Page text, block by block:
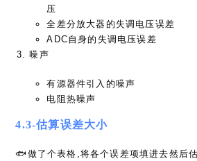
压
全差分放大器的失调电压误差
ADC自身的失调电压误差
噪声
有源器件引入的噪声
电阻热噪声
4.3-估算误差大小
🐟做了个表格,将各个误差项填进去然后